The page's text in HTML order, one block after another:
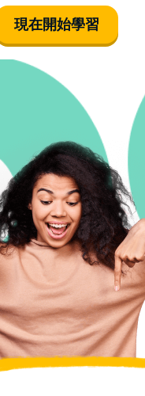
現在開始學習